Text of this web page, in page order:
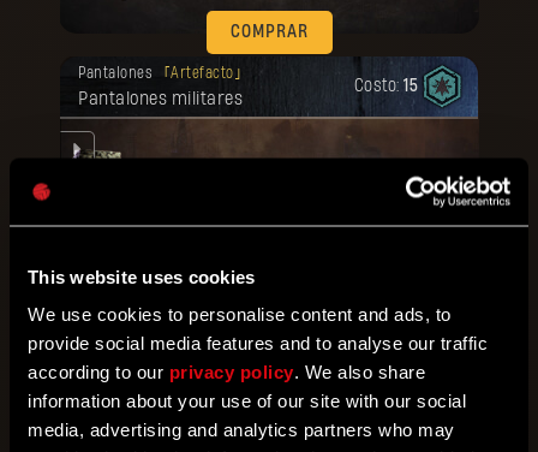
This website uses cookies
We use cookies to personalise content and ads, to
provide social media features and to analyse our traffic
according to our privacy policy. We also share
information about your use of our site with our social
media, advertising and analytics partners who may
COMPRAR
Pantalones Artefacto
Pantalones militares
Costo: 15
COMPRAR
Tu recompensa se desbloqueó.
Calzado Artefacto
Botas militares
Tu recompensa se desbloqueó.